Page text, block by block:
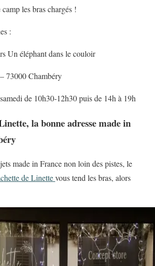
les bras chargés !
:
Un éléphant dans le couloir
73000 Chambéry
de 10h30-12h30 puis de 14h à 19h
la bonne adresse made in
made in France non loin des pistes, le
de Linettevous tend les bras, alors